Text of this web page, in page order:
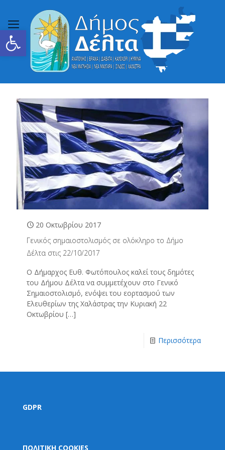
Ανοίξτε τη γραμμή εργαλείων
20 Οκτωβρίου 2017
Γενικός σημαιοστολισμός σε ολόκληρο το Δήμο
Δέλτα στις 22/10/2017
Ο Δήμαρχος Ευθ. Φωτόπουλος καλεί τους δημότες
του Δήμου Δέλτα να συμμετέχουν στο Γενικό
Σημαιοστολισμό, ενόψει του εορτασμού των
Ελευθερίων της Χαλάστρας την Κυριακή 22
Οκτωβρίου […]
Περισσότερα
GDPR
ΠΟΛΙΤΙΚΗ COOKIES